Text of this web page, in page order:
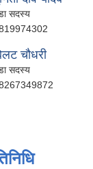
सदस्य
चौधरी
सदस्य